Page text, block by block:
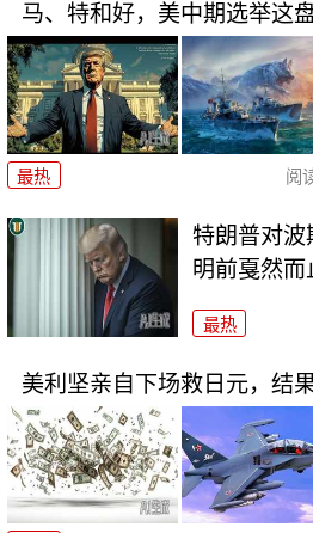
马、特和好，美中期选举这
最热 阅
特朗普对波
明前戛然而
最热
美利坚亲自下场救日元，结